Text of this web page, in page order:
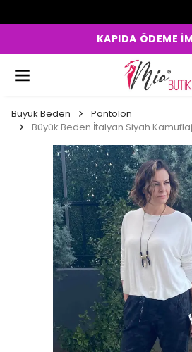
KAPIDA ÖDEME
Büyük Beden
Pantolon
Büyük Beden İtalyan Siyah